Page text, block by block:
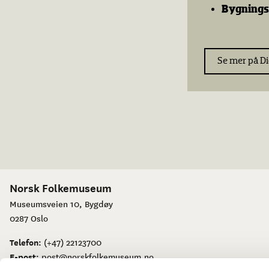
Se mer på
Norsk Folkemuseum
Museumsveien 10, Bygdøy
0287 Oslo
Telefon: (+47) 22123700
E-post: post@norskfolkemuseum.no